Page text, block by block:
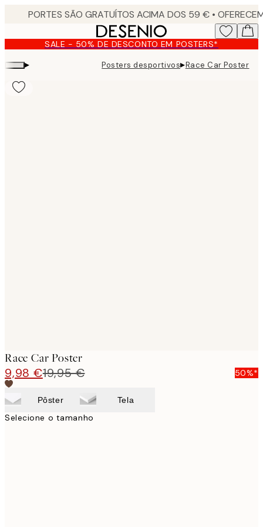
content. SALE - 50% DE DESCONTO EM POSTERS*
▸ Posters desportivos▸Race Car Poster
Race Car Poster
9,98 €19,95 € 50%*
Pôster Tela
Selecione o tamanho